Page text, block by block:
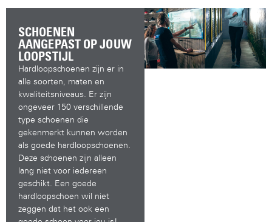
SCHOENEN
AANGEPAST OP JOUW
LOOPSTIJL
Hardloopschoenen zijn er in
alle soorten, maten en
kwaliteitsniveaus. Er zijn
ongeveer 150 verschillende
type schoenen die
gekenmerkt kunnen worden
als goede hardloopschoenen.
Deze schoenen zijn alleen
lang niet voor iedereen
geschikt. Een goede
hardloopschoen wil niet
zeggen dat het ook een